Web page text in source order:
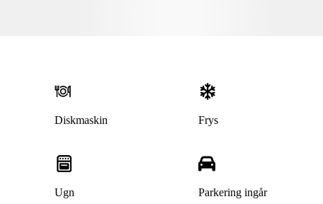
Diskmaskin Frys
Ugn Parkering ingår